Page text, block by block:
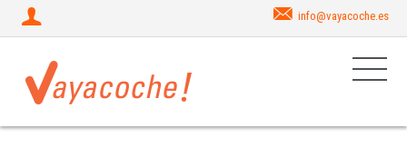
info@vayacoche.es